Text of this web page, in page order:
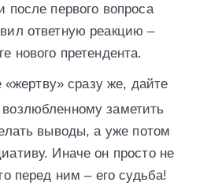
после первого вопроса
ответную реакцию –
нового претендента.
«жертву» сразу же, дайте
заметить
выводы, а уже потом
Иначе он просто не
перед ним – его судьба!